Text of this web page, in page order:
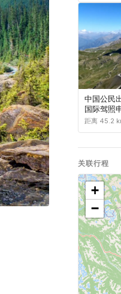
中国公民
国际驾照
距离 45.2
关联行程
+
−